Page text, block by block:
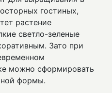
гостиных,
растение
светло-зеленые
Зато при
можно сформировать
формы.